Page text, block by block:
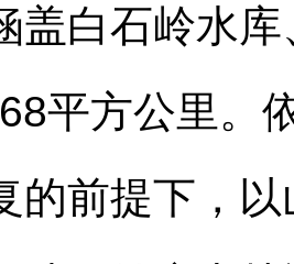
盖白石岭水
平方公里。
的前提下，